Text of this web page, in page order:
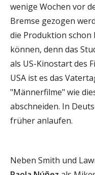
wenige Wochen vor
Bremse gezogen
die Produktion schon
können, denn das
als US-Kinostart des
USA ist es das
"Männerfilme" wie
abschneiden. In
früher anlaufen.
Neben Smith und